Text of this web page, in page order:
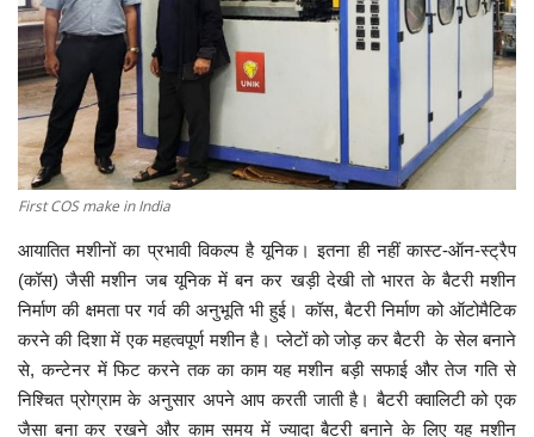
First COS make in India
आयातित मशीनों का प्रभावी विकल्प है यूनिक। इतना ही नहीं कास्ट-ऑन-स्ट्रैप
(कॉस) जैसी मशीन जब यूनिक में बन कर खड़ी देखी तो भारत के बैटरी मशीन
निर्माण की क्षमता पर गर्व की अनुभूति भी हुई। कॉस, बैटरी निर्माण को ऑटोमैटिक
करने की दिशा में एक महत्वपूर्ण मशीन है। प्लेटों को जोड़ कर बैटरी के सेल बनाने
से, कन्टेनर में फिट करने तक का काम यह मशीन बड़ी सफाई और तेज गति से
निश्चित प्रोग्राम के अनुसार अपने आप करती जाती है। बैटरी क्वालिटी को एक
जैसा बना कर रखने और काम समय में ज्यादा बैटरी बनाने के लिए यह मशीन